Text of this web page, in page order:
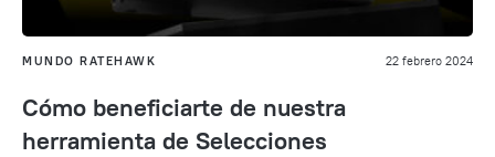
MUNDO RATEHAWK 22 febrero 2024
Cómo beneficiarte de nuestra
herramienta de Selecciones